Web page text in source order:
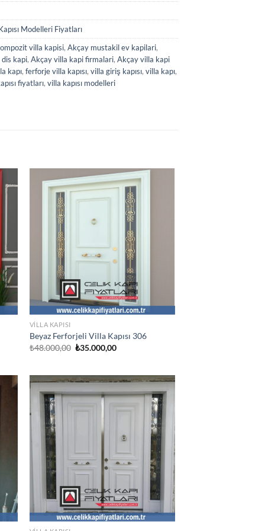
Modelleri Fiyatları
villa kapisi, Akçay mustakil ev kapilari,
kapi, Akçay villa kapi firmalari, Akçay villa kapi
kapı, ferforje villa kapısı, villa giriş kapısı, villa kapı,
fiyatları, villa kapısı modelleri
VILLA KAPISI
Beyaz Ferforjeli Villa Kapısı 306
₺48.000,00 Orijinal
₺35.000,00Şu